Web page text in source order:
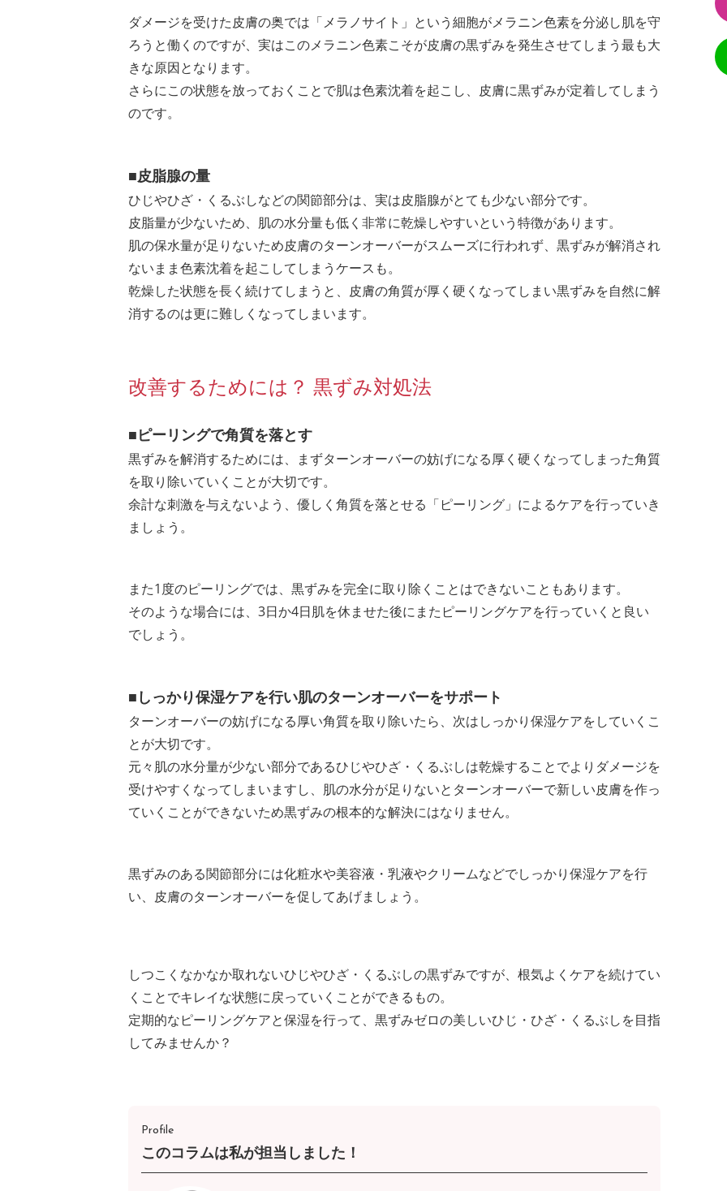
ダメージを受けた皮膚の奥では「メラノサイト」という細胞がメラニン色素を分泌し肌を守
ろうと働くのですが、実はこのメラニン色素こそが皮膚の黒ずみを発生させてしまう最も大
きな原因となります。
さらにこの状態を放っておくことで肌は色素沈着を起こし、皮膚に黒ずみが定着してしまう
のです。
■皮脂腺の量
ひじやひざ・くるぶしなどの関節部分は、実は皮脂腺がとても少ない部分です。
皮脂量が少ないため、肌の水分量も低く非常に乾燥しやすいという特徴があります。
肌の保水量が足りないため皮膚のターンオーバーがスムーズに行われず、黒ずみが解消され
ないまま色素沈着を起こしてしまうケースも。
乾燥した状態を長く続けてしまうと、皮膚の角質が厚く硬くなってしまい黒ずみを自然に解
消するのは更に難しくなってしまいます。
改善するためには？ 黒ずみ対処法
■ピーリングで角質を落とす
黒ずみを解消するためには、まずターンオーバーの妨げになる厚く硬くなってしまった角質
を取り除いていくことが大切です。
余計な刺激を与えないよう、優しく角質を落とせる「ピーリング」によるケアを行っていき
ましょう。
また1度のピーリングでは、黒ずみを完全に取り除くことはできないこともあります。
そのような場合には、3日か4日肌を休ませた後にまたピーリングケアを行っていくと良い
でしょう。
■しっかり保湿ケアを行い肌のターンオーバーをサポート
ターンオーバーの妨げになる厚い角質を取り除いたら、次はしっかり保湿ケアをしていくこ
とが大切です。
元々肌の水分量が少ない部分であるひじやひざ・くるぶしは乾燥することでよりダメージを
受けやすくなってしまいますし、肌の水分が足りないとターンオーバーで新しい皮膚を作っ
ていくことができないため黒ずみの根本的な解決にはなりません。
黒ずみのある関節部分には化粧水や美容液・乳液やクリームなどでしっかり保湿ケアを行
い、皮膚のターンオーバーを促してあげましょう。
しつこくなかなか取れないひじやひざ・くるぶしの黒ずみですが、根気よくケアを続けてい
くことでキレイな状態に戻っていくことができるもの。
定期的なピーリングケアと保湿を行って、黒ずみゼロの美しいひじ・ひざ・くるぶしを目指
してみませんか？
Profile
このコラムは私が担当しました！